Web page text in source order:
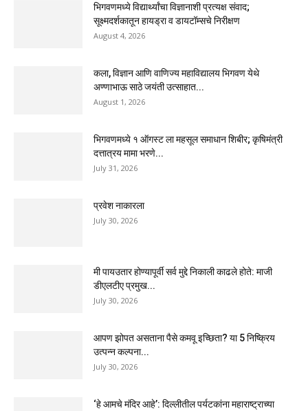
भिगवणमध्ये विद्यार्थ्यांचा विज्ञानाशी प्रत्यक्ष संवाद;
सूक्ष्मदर्शकातून हायड्रा व डायटॉम्सचे निरीक्षण
August 4, 2026
कला, विज्ञान आणि वाणिज्य महाविद्यालय भिगवण येथे
अण्णाभाऊ साठे जयंती उत्साहात...
August 1, 2026
भिगवणमध्ये १ ऑगस्ट ला महसूल समाधान शिबीर; कृषिमंत्री
दत्तात्रय मामा भरणे...
July 31, 2026
प्रवेश नाकारला
July 30, 2026
मी पायउतार होण्यापूर्वी सर्व मुद्दे निकाली काढले होते: माजी
डीएलटीए प्रमुख...
July 30, 2026
आपण झोपत असताना पैसे कमवू इच्छिता? या 5 निष्क्रिय
उत्पन्न कल्पना...
July 30, 2026
‘हे आमचे मंदिर आहे’: दिल्लीतील पर्यटकांना महाराष्ट्राच्या